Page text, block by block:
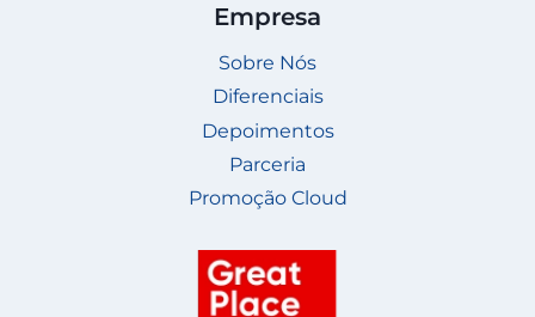
Empresa
Sobre Nós
Diferenciais
Depoimentos
Parceria
Promoção Cloud